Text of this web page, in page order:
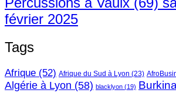
février 2025
Tags
Afrique (52) Afrique du Sud à Lyon (23)
Algérie à Lyon (58) blacklyon (19)